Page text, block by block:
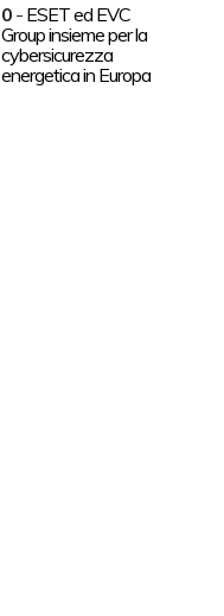
0- ESET ed EVC
Group insieme per la
cybersicurezza
energetica in Europa